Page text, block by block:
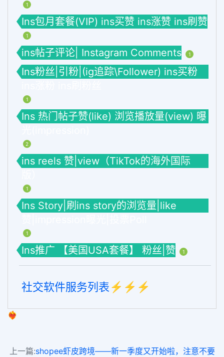
1
Ins包月套餐(VIP) ins买赞 ins涨赞 ins刷赞
1
ins帖子评论| Instagram Comments 1
Ins粉丝|引粉|(ig追踪\Follower) ins买粉
1
Ins 热门帖子赞(like) 浏览播放量(view) 曝
2
ins reels 赞|view（TikTok的海外国际
1
Ins Story|刷ins story的浏览量|like
1
Ins推广 【美国USA套餐】 粉丝|赞 1
社交软件服务列表⚡️⚡️⚡️
❤️‍🔥
上一篇:shopee虾皮跨境——新一季度又开始啦，注意不要